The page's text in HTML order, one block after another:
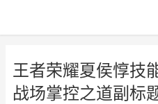
王者荣耀夏侯惇技
战场掌控之道副标